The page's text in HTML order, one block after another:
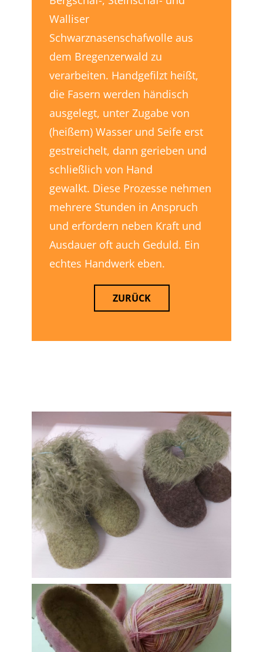
Walliser
Schwarznasenschafwolle aus
dem Bregenzerwald zu
verarbeiten. Handgefilzt heißt,
die Fasern werden händisch
ausgelegt, unter Zugabe von
(heißem) Wasser und Seife erst
gestreichelt, dann gerieben und
schließlich von Hand
gewalkt. Diese Prozesse nehmen
mehrere Stunden in Anspruch
und erfordern neben Kraft und
Ausdauer oft auch Geduld. Ein
echtes Handwerk eben.
ZURÜCK